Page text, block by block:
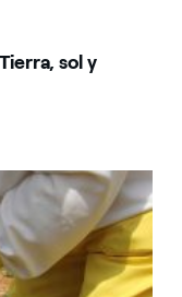
sol y